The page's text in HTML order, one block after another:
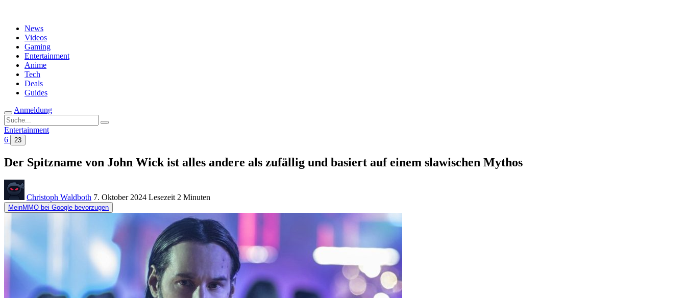
News
Videos
Gaming
Entertainment
Anime
Tech
Deals
Guides
Anmeldung
Suche
nach:
Entertainment
6
23
Der Spitzname von John Wick ist alles andere als zufällig und basiert auf einem slawischen Mythos
Christoph Waldboth 7. Oktober 2024 Lesezeit 2 Minuten
MeinMMO bei Google bevorzugen